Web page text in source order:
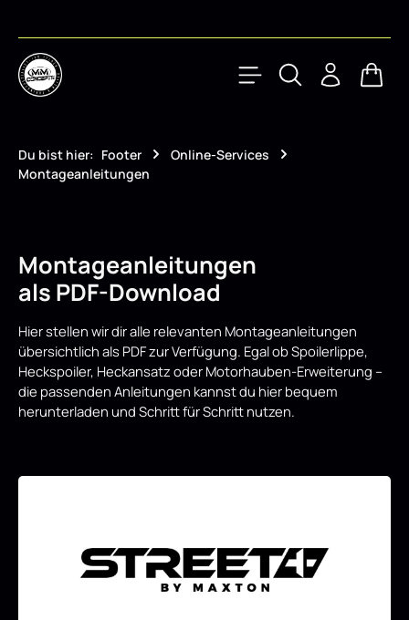
Du bist hier: Footer
Online-Services
Montageanleitungen
Montageanleitungen
als PDF-Download
Hier stellen wir dir alle relevanten Montageanleitungen
übersichtlich als PDF zur Verfügung. Egal ob Spoilerlippe,
Heckspoiler, Heckansatz oder Motorhauben-Erweiterung –
die passenden Anleitungen kannst du hier bequem
herunterladen und Schritt für Schritt nutzen.